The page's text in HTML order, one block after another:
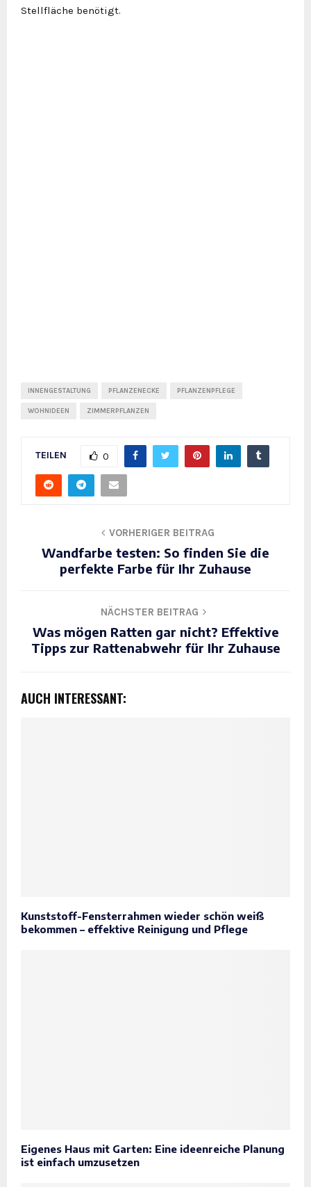
Stellfläche benötigt.
INNENGESTALTUNG PFLANZENECKE PFLANZENPFLEGE
WOHNIDEEN ZIMMERPFLANZEN
TEILEN 0
VORHERIGER BEITRAG
Wandfarbe testen: So finden Sie die
perfekte Farbe für Ihr Zuhause
NÄCHSTER BEITRAG
Was mögen Ratten gar nicht? Effektive
Tipps zur Rattenabwehr für Ihr Zuhause
AUCH INTERESSANT:
Kunststoff-Fensterrahmen wieder schön weiß
bekommen – effektive Reinigung und Pflege
Eigenes Haus mit Garten: Eine ideenreiche Planung
ist einfach umzusetzen